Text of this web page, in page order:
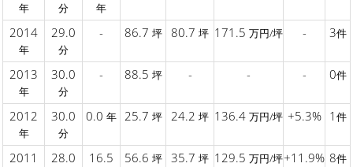
年 分 年
2014
年
29.0
分
- 86.7 坪 80.7 坪 171.5 万円/坪 - 3件
2013
年
30.0
分
- 88.5 坪 - - - 0件
2012
年
30.0
分
0.0 年 25.7 坪 24.2 坪 136.4 万円/坪 +5.3% 1 件
2011 28.0 16.5 56.6 坪 35.7 坪 129.5 万円/坪+11.9% 8件